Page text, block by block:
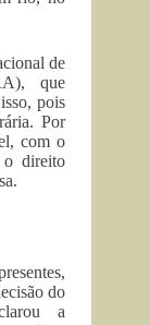
de
que
pois
Por
com o
o direito
do
a